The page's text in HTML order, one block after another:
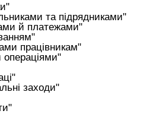
та підрядниками"
й платежами"
працівникам"
операціями"
заходи"